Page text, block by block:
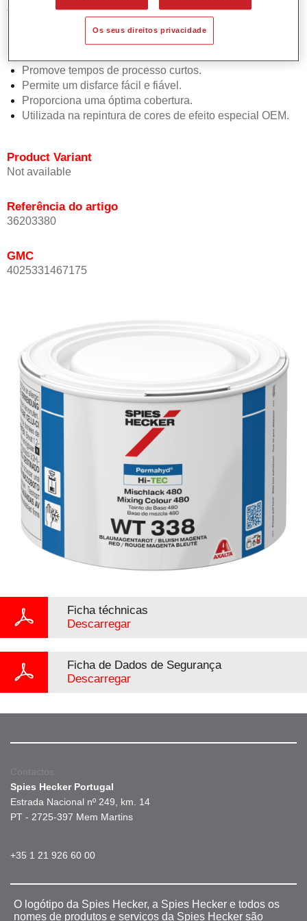
Características do produto
Simples e rápido de aplicar.
Promove tempos de processo curtos.
Permite um disfarce fácil e fiável.
Proporciona uma óptima cobertura.
Utilizada na repintura de cores de efeito especial OEM.
Product Variant
Not available
Referência do artigo
36203380
GMC
4025331467175
Ficha téchnicas
Descarregar
Ficha de Dados de Segurança
Descarregar
Contactos
Spies Hecker Portugal
Estrada Nacional nº 249, km. 14
PT - 2725-397 Mem Martins
+35 1 21 926 60 00
O logótipo da Spies Hecker, a Spies Hecker e todos os
nomes de produtos e serviços da Spies Hecker são
Os seus direitos privacidade